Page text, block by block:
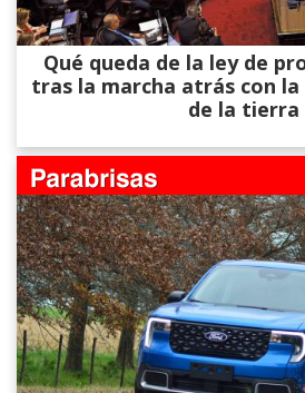
Qué queda de la ley de
tras la marcha atrás con
de la tierra